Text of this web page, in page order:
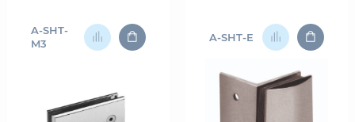
A-SHT-
M3
A-SHT-E